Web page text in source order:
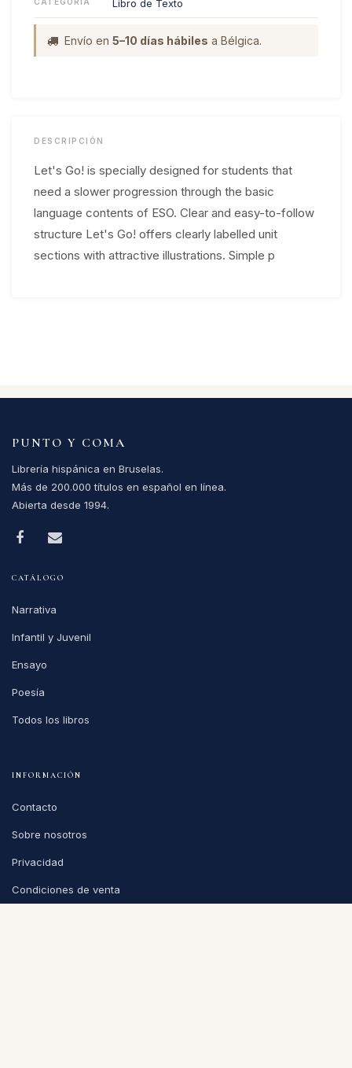
Libro de Texto
Envío en 5–10 días hábiles a Bélgica.
DESCRIPCIÓN
Let's Go! is specially designed for students that
need a slower progression through the basic
language contents of ESO. Clear and easy-to-follow
structure Let's Go! offers clearly labelled unit
sections with attractive illustrations. Simple p
PUNTO Y COMA
Librería hispánica en Bruselas.
Más de 200.000 títulos en español en línea.
Abierta desde 1994.
CATÁLOGO
Narrativa
Infantil y Juvenil
Ensayo
Poesía
Todos los libros
INFORMACIÓN
Contacto
Sobre nosotros
Privacidad
Condiciones de venta